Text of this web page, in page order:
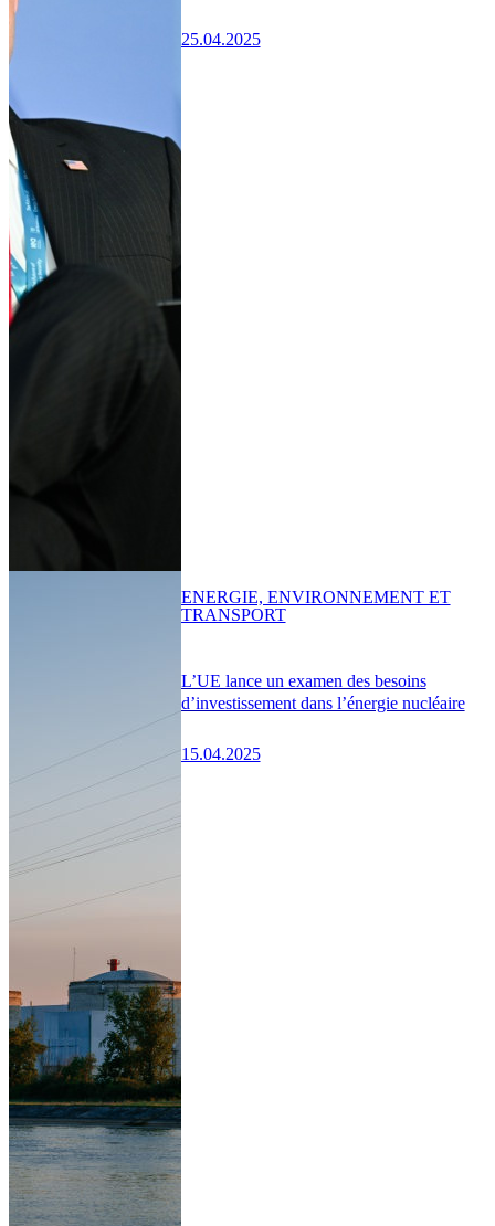
25.04.2025
L’UE lance un examen des besoins
d’investissement dans l’énergie nucléaire
15.04.2025
ENERGIE, ENVIRONNEMENT ET
TRANSPORT